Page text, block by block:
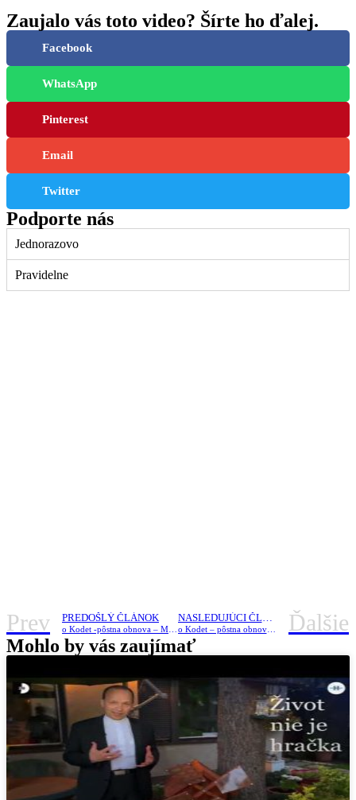
Zaujalo vás toto video? Šírte ho ďalej.
Facebook
WhatsApp
Pinterest
Email
Twitter
Podporte nás
Jednorazovo
Pravidelne
Prev PREDOŠLÝ ČLÁNOK NASLEDUJÚCI ČLÁNOK
o Kodet – pôstna obnova – Rozhovor so Samaritánkou Ďalšie
Mohlo by vás zaujímať